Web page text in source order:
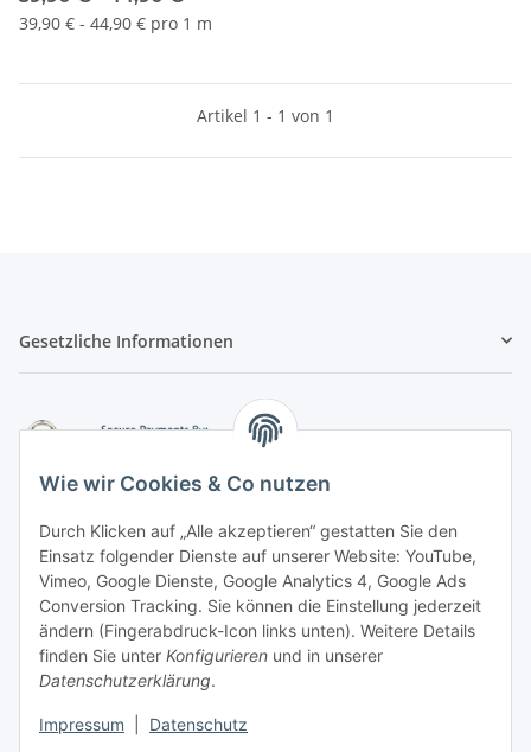
Wie wir Cookies & Co nutzen
Durch Klicken auf „Alle akzeptieren“ gestatten Sie den
Einsatz folgender Dienste auf unserer Website: YouTube,
Vimeo, Google Dienste, Google Analytics 4, Google Ads
Conversion Tracking. Sie können die Einstellung jederzeit
ändern (Fingerabdruck-Icon links unten). Weitere Details
finden Sie unter Konfigurieren und in unserer
Datenschutzerklärung.
Impressum Datenschutz
39,90 € - 44,90 € pro 1 m
Artikel 1 - 1 von 1
Gesetzliche Informationen
Vorkasse per Überweisung
Zahlung per PayPal
Zahlung per Google Pay (PayPal)
Zahlung per Apple Pay (PayPal)
Zahlung per amazon payments
FAQ